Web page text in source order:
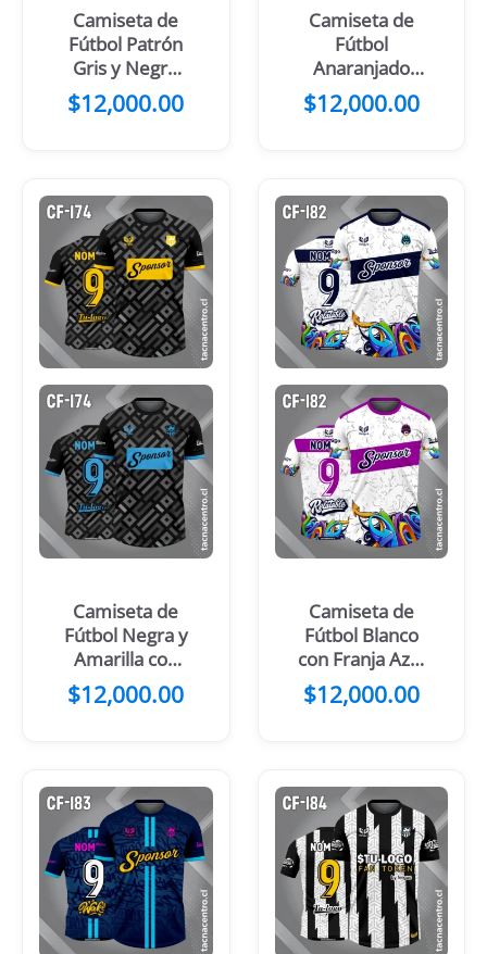
Camiseta de
Fútbol Patrón
Gris y Negro
Franjas Verdes
Blancas
$12,000.00
Camiseta de
Fútbol
Anaranjado
con Mangas y
Manchas
$12,000.00
Camiseta de
Fútbol Negra y
Amarilla con
Patrones
Grises
$12,000.00
Camiseta de
Fútbol Blanco
con Franja Azul
noche Cruzada
en el Pecho
$12,000.00